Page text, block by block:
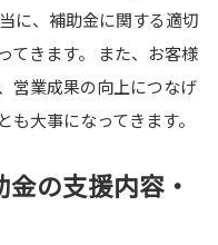
に、補助金に関する適切
てきます。 また、お客様
営業成果の向上につなげ
大事になってきます。
の支援内容・